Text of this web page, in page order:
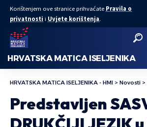
Korištenjem ove stranice prihvaćate Pravila o
privatnosti i Uvjete korištenja.
HRVATSKA MATICA ISELJENIKA
HRVATSKA MATICA ISELJENIKA - HMI > Novosti >
Predstavljen